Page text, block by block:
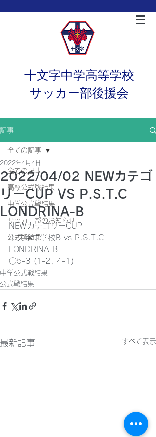
十文字中学高等学校
サッカー部後援会
記事
全ての記事
高校公式戦結果
中学公式戦結果
サッカー部のお知らせ
公式戦結果
全ての記事
2022/04/02 NEWカテゴ
リーCUP VS P.S.T.C
LONDRINA-B
2022年4月4日
NEWカテゴリーCUP
十文字中学校B vs P.S.T.C
LONDRINA-B
○5-3 (1-2, 4-1)
中学公式戦結果
公式戦結果
最新記事 すべて表示